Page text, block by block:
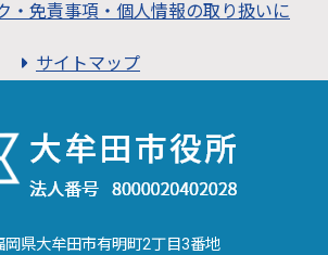
・免責事項・個人情報の取り扱いに
サイトマップ
県大牟田市有明町2丁目3番地